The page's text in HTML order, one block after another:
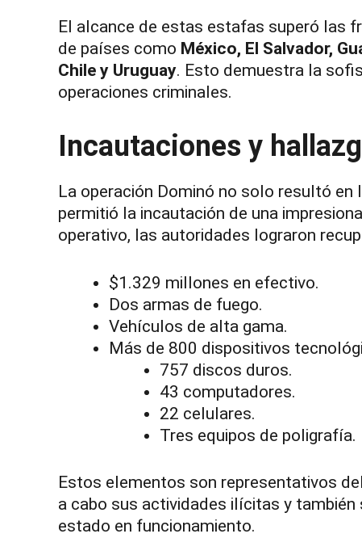
El alcance de estas estafas superó las
de países como México, El Salvador,
Chile y Uruguay. Esto demuestra la
operaciones criminales.
Incautaciones y
La operación Dominó no solo resultó
permitió la incautación de una
operativo, las autoridades lograron
$1.329 millones en efectivo.
Dos armas de fuego.
Vehículos de alta gama.
Más de 800 dispositivos
757 discos duros.
43 computadores.
22 celulares.
Tres equipos de poligrafía.
Estos elementos son representativos
a cabo sus actividades ilícitas y
estado en funcionamiento.